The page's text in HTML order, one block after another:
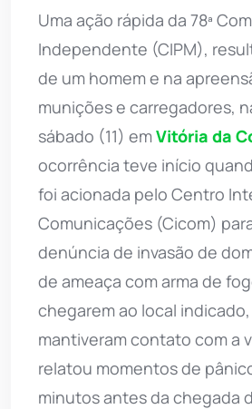
Uma ação rápida da 78ª
Independente (CIPM),
de um homem e na
munições e carregadores,
sábado (11) emVitória da
ocorrência teve início
foi acionada pelo Centro
Comunicações (Cicom)
denúncia de invasão de
de ameaça com arma de
chegarem ao local
mantiveram contato com a
relatou momentos de
minutos antes da chegada